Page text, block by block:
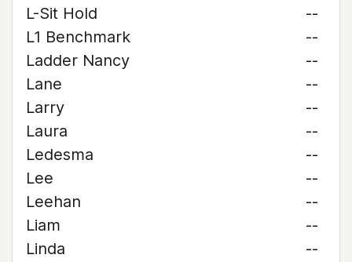
L-Sit Hold
--
L1 Benchmark
--
Ladder Nancy
--
Lane
--
Larry
--
Laura
--
Ledesma
--
Lee
--
Leehan
--
Liam
--
Linda
--